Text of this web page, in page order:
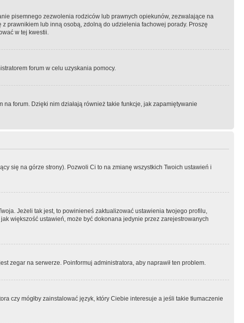
pisemnego zezwolenia rodziców lub prawnych opiekunów, zezwalające na
prawnikiem lub inną osobą, zdolną do udzielenia fachowej porady. Proszę
w tej kwestii.
forum w celu uzyskania pomocy.
forum. Dzięki nim działają również takie funkcje, jak zapamiętywanie
się na górze strony). Pozwoli Ci to na zmianę wszystkich Twoich ustawień i
Jeżeli tak jest, to powinieneś zaktualizować ustawienia twojego profilu,
większość ustawień, może być dokonana jedynie przez zarejestrowanych
zegar na serwerze. Poinformuj administratora, aby naprawił ten problem.
czy mógłby zainstalować język, który Ciebie interesuje a jeśli takie tłumaczenie